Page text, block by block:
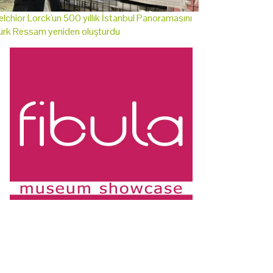
Lorck'un 500 yıllık İstanbul Panoramasını
Ressam yeniden oluşturdu